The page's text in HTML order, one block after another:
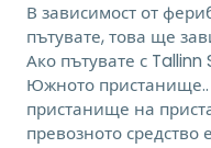
В зависимост от
пътувате, това ще
Ако пътувате с Tallinn
Южното
пристанище на
превозното